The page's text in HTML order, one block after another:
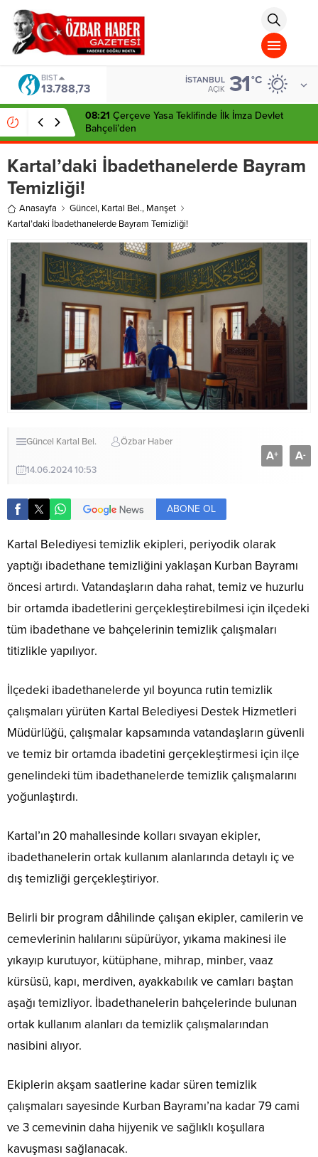
islami
chat
omegla
türk
sohbet
cinsel
sohbet
dini
chat
BIST
13.788,73
İSTANBUL
AÇIK 31°C
08:21 Çerçeve Yasa Teklifinde İlk İmza Devlet
Bahçeli’den
Kartal’daki İbadethanelerde Bayram
Temizliği!
Anasayfa Güncel, Kartal Bel., Manşet
Kartal’daki İbadethanelerde Bayram Temizliği!
Güncel Kartal Bel. Özbar Haber
14.06.2024 10:53
A+ A-
ABONE OL
Kartal Belediyesi temizlik ekipleri, periyodik olarak
yaptığı ibadethane temizliğini yaklaşan Kurban Bayramı
öncesi artırdı. Vatandaşların daha rahat, temiz ve huzurlu
bir ortamda ibadetlerini gerçekleştirebilmesi için ilçedeki
tüm ibadethane ve bahçelerinin temizlik çalışmaları
titizlikle yapılıyor.
İlçedeki ibadethanelerde yıl boyunca rutin temizlik
çalışmaları yürüten Kartal Belediyesi Destek Hizmetleri
Müdürlüğü, çalışmalar kapsamında vatandaşların güvenli
ve temiz bir ortamda ibadetini gerçekleştirmesi için ilçe
genelindeki tüm ibadethanelerde temizlik çalışmalarını
yoğunlaştırdı.
Kartal’ın 20 mahallesinde kolları sıvayan ekipler,
ibadethanelerin ortak kullanım alanlarında detaylı iç ve
dış temizliği gerçekleştiriyor.
Belirli bir program dâhilinde çalışan ekipler, camilerin ve
cemevlerinin halılarını süpürüyor, yıkama makinesi ile
yıkayıp kurutuyor, kütüphane, mihrap, minber, vaaz
kürsüsü, kapı, merdiven, ayakkabılık ve camları baştan
aşağı temizliyor. İbadethanelerin bahçelerinde bulunan
ortak kullanım alanları da temizlik çalışmalarından
nasibini alıyor.
Ekiplerin akşam saatlerine kadar süren temizlik
çalışmaları sayesinde Kurban Bayramı’na kadar 79 cami
ve 3 cemevinin daha hijyenik ve sağlıklı koşullara
kavuşması sağlanacak.